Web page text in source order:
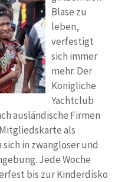
Blase zu
leben,
verfestigt
sich immer
mehr. Der
Königliche
Yachtclub
ausländische Firmen
als
in zwangloser und
Jede Woche
bis zur Kinderdisko